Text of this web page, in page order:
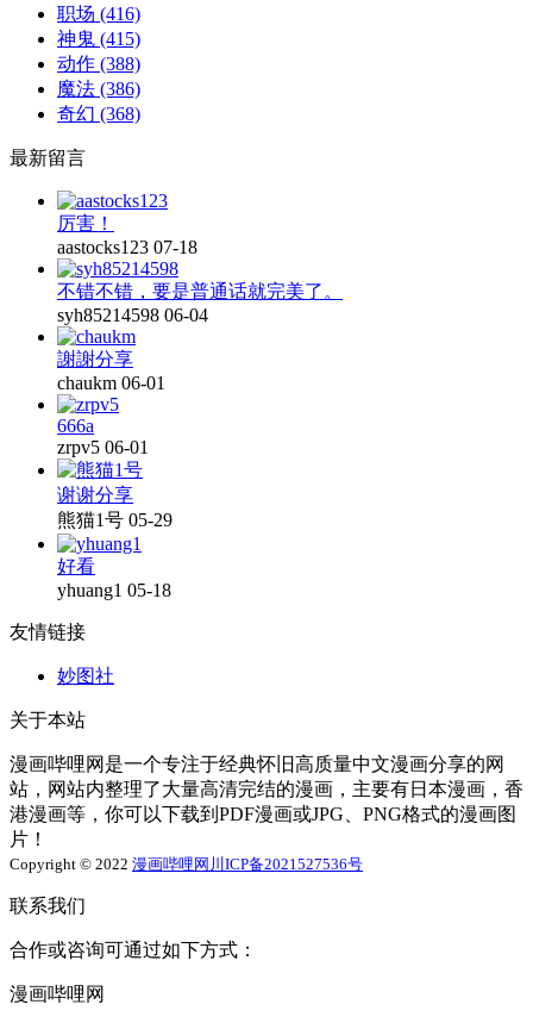
职场 (416)
神鬼 (415)
动作 (388)
魔法 (386)
奇幻 (368)
最新留言
厉害！
aastocks123 07-18
不错不错，要是普通话就完美了。
syh85214598 06-04
謝謝分享
chaukm 06-01
666a
zrpv5 06-01
谢谢分享
熊猫1号 05-29
好看
yhuang1 05-18
友情链接
妙图社
关于本站
漫画哔哩网是一个专注于经典怀旧高质量中文漫画分享的网
站，网站内整理了大量高清完结的漫画，主要有日本漫画，香
港漫画等，你可以下载到PDF漫画或JPG、PNG格式的漫画图
片！
Copyright © 2022 漫画哔哩网 川ICP备2021527536号
联系我们
合作或咨询可通过如下方式：
漫画哔哩网